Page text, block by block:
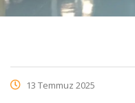
13 Temmuz 2025